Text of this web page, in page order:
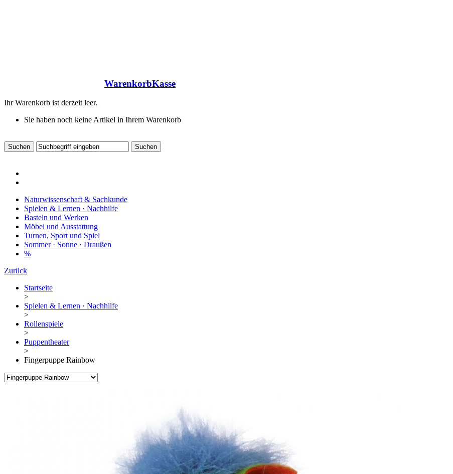
WarenkorbKasse
Ihr Warenkorb ist derzeit leer.
Sie haben noch keine Artikel in Ihrem Warenkorb
Naturwissenschaft & Sachkunde
Spielen & Lernen · Nachhilfe
Basteln und Werken
Möbel und Ausstattung
Turnen, Sport und Spiel
Sommer · Sonne · Draußen
%
Zurück
Startseite
>
Spielen & Lernen · Nachhilfe
>
Rollenspiele
>
Puppentheater
>
Fingerpuppe Rainbow